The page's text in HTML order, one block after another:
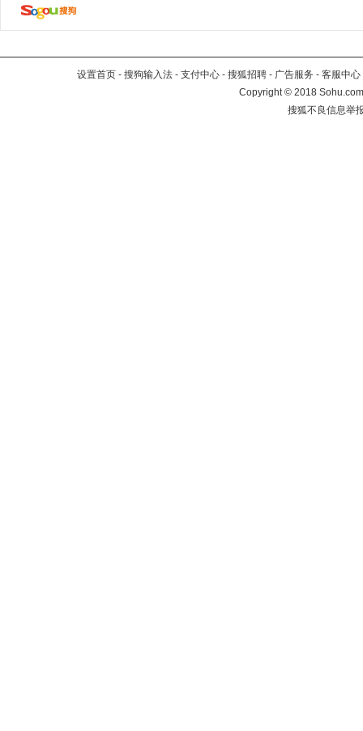
设置首页 - 搜狗输入法 - 支付中心 - 搜狐招聘 - 广告服务 - 客服中心
Copyright©2018
搜狐不良信息举